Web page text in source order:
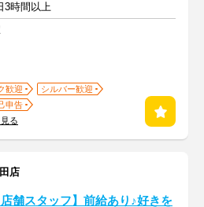
3時間以上
歓迎
シルバー歓迎
申告
る
店
店舗スタッフ】前給あり♪好きを